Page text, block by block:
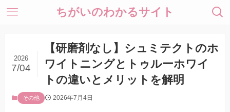
ちがいのわかるサイト
【研磨剤なし】シュミテクトのホ
ワイトニングとトゥルーホワイ
トの違いとメリットを解明
2026
7/04
その他 2026年7月4日